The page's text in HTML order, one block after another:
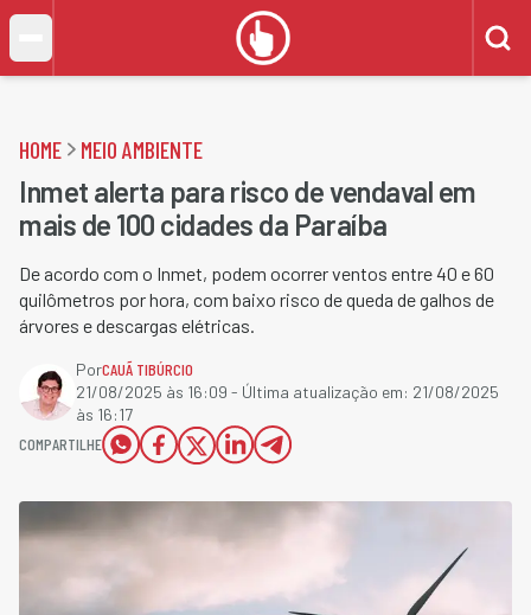
HOME MEIO AMBIENTE
Inmet alerta para risco de vendaval em
mais de 100 cidades da Paraíba
De acordo com o Inmet, podem ocorrer ventos entre 40 e 60
quilômetros por hora, com baixo risco de queda de galhos de
árvores e descargas elétricas.
PorCAUÃ TIBÚRCIO
21/08/2025 às 16:09 - Última atualização em: 21/08/2025
às 16:17
COMPARTILHE